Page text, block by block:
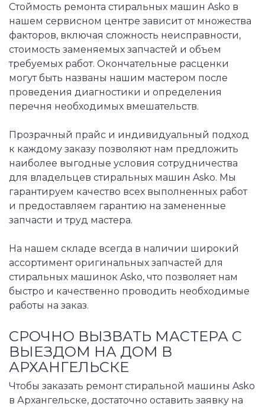
Стоймость ремонта стиральных машин Asko в
нашем сервисном центре зависит от множества
факторов, включая сложность неисправности,
стоимость заменяемых запчастей и объем
требуемых работ. Окончательные расценки
могут быть названы нашим мастером после
проведения диагностики и определения
перечня необходимых вмешательств.
Прозрачный прайс и индивидуальный подход
к каждому заказу позволяют нам предложить
наиболее выгодные условия сотрудничества
для владельцев стиральных машин Asko. Мы
гарантируем качество всех выполненных работ
и предоставляем гарантию на замененные
запчасти и труд мастера.
На нашем складе всегда в наличии широкий
ассортимент оригинальных запчастей для
стиральных машинок Asko, что позволяет нам
быстро и качественно проводить необходимые
работы на заказ.
СРОЧНО ВЫЗВАТЬ МАСТЕРА С
ВЫЕЗДОМ НА ДОМ В
АРХАНГЕЛЬСКЕ
Чтобы заказать ремонт стиральной машины Asko
в Архангельске, достаточно оставить заявку на